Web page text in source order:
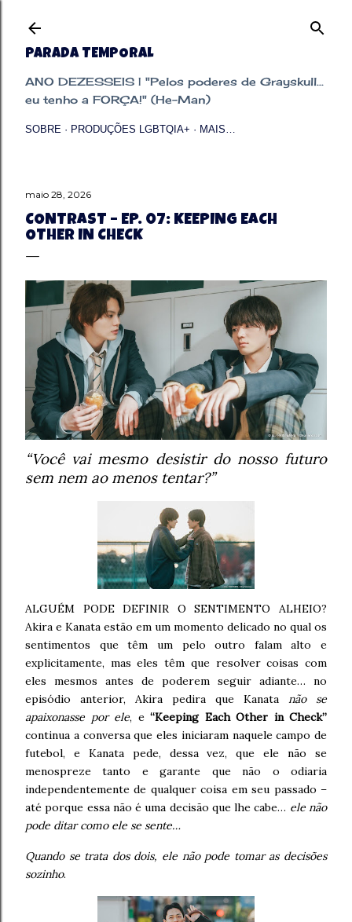
PARADA TEMPORAL
ANO DEZESSEIS | "Pelos poderes de Grayskull...
eu tenho a FORÇA!" (He-Man)
SOBRE PRODUÇÕES LGBTQIA+ MAIS…
maio 28, 2026
CONTRAST – EP. 07: KEEPING EACH
OTHER IN CHECK
“Você vai mesmo desistir do nosso futuro
sem nem ao menos tentar?”
ALGUÉM PODE DEFINIR O SENTIMENTO ALHEIO?
Akira e Kanata estão em um momento delicado no qual os
sentimentos que têm um pelo outro falam alto e
explicitamente, mas eles têm que resolver coisas com
eles mesmos antes de poderem seguir adiante… no
episódio anterior, Akira pedira que Kanata não se
apaixonasse por ele, e “Keeping Each Other in Check”
continua a conversa que eles iniciaram naquele campo de
futebol, e Kanata pede, dessa vez, que ele não se
menospreze tanto e garante que não o odiaria
independentemente de qualquer coisa em seu passado –
até porque essa não é uma decisão que lhe cabe… ele não
pode ditar como ele se sente…
Quando se trata dos dois, ele não pode tomar as decisões
sozinho.